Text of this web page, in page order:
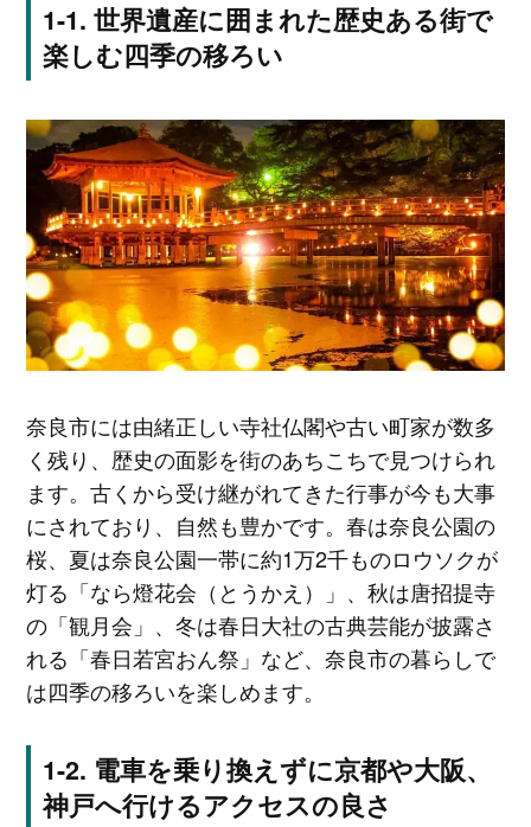
世界遺産に囲まれた歴史ある街で
楽しむ四季の移ろい
奈良市には由緒正しい寺社仏閣や古い町家が数多
く残り、歴史の面影を街のあちこちで見つけられ
ます。古くから受け継がれてきた行事が今も大事
にされており、自然も豊かです。春は奈良公園の
桜、夏は奈良公園一帯に約1万2千ものロウソクが
灯る「なら燈花会（とうかえ）」、秋は唐招提寺
の「観月会」、冬は春日大社の古典芸能が披露さ
れる「春日若宮おん祭」など、奈良市の暮らしで
は四季の移ろいを楽しめます。
電車を乗り換えずに京都や大阪、
神戸へ行けるアクセスの良さ